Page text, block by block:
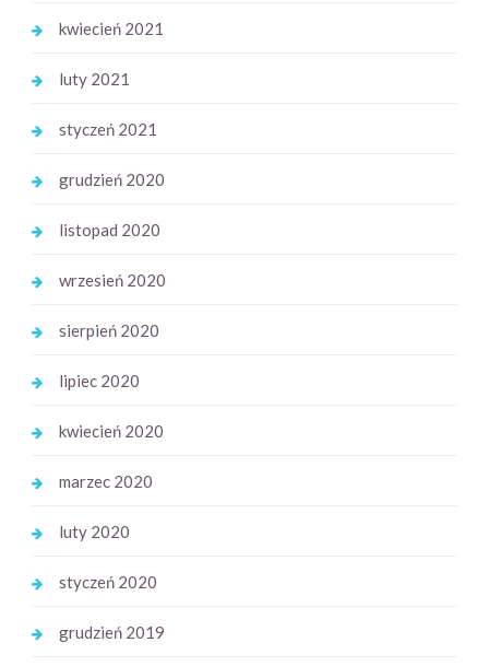
kwiecień 2021
luty 2021
styczeń 2021
grudzień 2020
listopad 2020
wrzesień 2020
sierpień 2020
lipiec 2020
kwiecień 2020
marzec 2020
luty 2020
styczeń 2020
grudzień 2019